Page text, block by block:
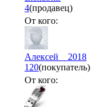
4(продавец)
От кого:
Алексей__2018
120(покупатель)
От кого: